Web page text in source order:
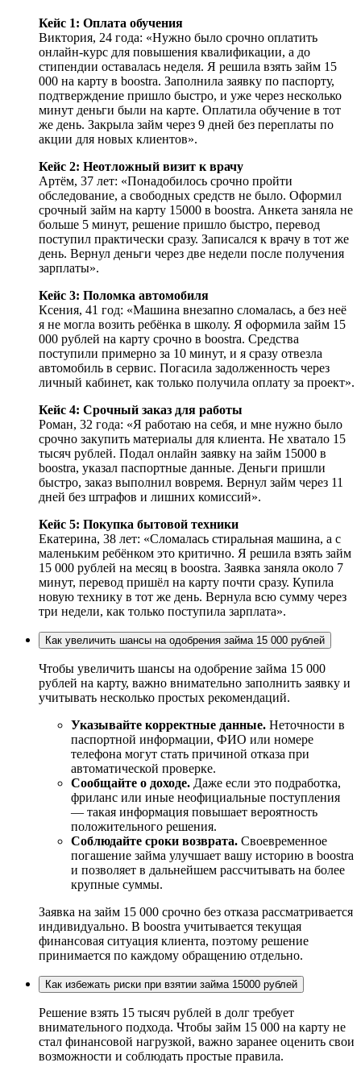
Кейс 1: Оплата обучения
Виктория, 24 года: «Нужно было срочно оплатить
онлайн-курс для повышения квалификации, а до
стипендии оставалась неделя. Я решила взять займ 15
000 на карту в boostra. Заполнила заявку по паспорту,
подтверждение пришло быстро, и уже через несколько
минут деньги были на карте. Оплатила обучение в тот
же день. Закрыла займ через 9 дней без переплаты по
акции для новых клиентов».
Кейс 2: Неотложный визит к врачу
Артём, 37 лет: «Понадобилось срочно пройти
обследование, а свободных средств не было. Оформил
срочный займ на карту 15000 в boostra. Анкета заняла не
больше 5 минут, решение пришло быстро, перевод
поступил практически сразу. Записался к врачу в тот же
день. Вернул деньги через две недели после получения
зарплаты».
Кейс 3: Поломка автомобиля
Ксения, 41 год: «Машина внезапно сломалась, а без неё
я не могла возить ребёнка в школу. Я оформила займ 15
000 рублей на карту срочно в boostra. Средства
поступили примерно за 10 минут, и я сразу отвезла
автомобиль в сервис. Погасила задолженность через
личный кабинет, как только получила оплату за проект».
Кейс 4: Срочный заказ для работы
Роман, 32 года: «Я работаю на себя, и мне нужно было
срочно закупить материалы для клиента. Не хватало 15
тысяч рублей. Подал онлайн заявку на займ 15000 в
boostra, указал паспортные данные. Деньги пришли
быстро, заказ выполнил вовремя. Вернул займ через 11
дней без штрафов и лишних комиссий».
Кейс 5: Покупка бытовой техники
Екатерина, 38 лет: «Сломалась стиральная машина, а с
маленьким ребёнком это критично. Я решила взять займ
15 000 рублей на месяц в boostra. Заявка заняла около 7
минут, перевод пришёл на карту почти сразу. Купила
новую технику в тот же день. Вернула всю сумму через
три недели, как только поступила зарплата».
Как увеличить шансы на одобрения займа 15 000 рублей
Чтобы увеличить шансы на одобрение займа 15 000
рублей на карту, важно внимательно заполнить заявку и
учитывать несколько простых рекомендаций.
Указывайте корректные данные. Неточности в
паспортной информации, ФИО или номере
телефона могут стать причиной отказа при
автоматической проверке.
Сообщайте о доходе. Даже если это подработка,
фриланс или иные неофициальные поступления
— такая информация повышает вероятность
положительного решения.
Соблюдайте сроки возврата. Своевременное
погашение займа улучшает вашу историю в boostra
и позволяет в дальнейшем рассчитывать на более
крупные суммы.
Заявка на займ 15 000 срочно без отказа рассматривается
индивидуально. В boostra учитывается текущая
финансовая ситуация клиента, поэтому решение
принимается по каждому обращению отдельно.
Как избежать риски при взятии займа 15000 рублей
Решение взять 15 тысяч рублей в долг требует
внимательного подхода. Чтобы займ 15 000 на карту не
стал финансовой нагрузкой, важно заранее оценить свои
возможности и соблюдать простые правила.